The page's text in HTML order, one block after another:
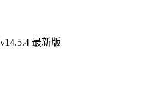
最新版